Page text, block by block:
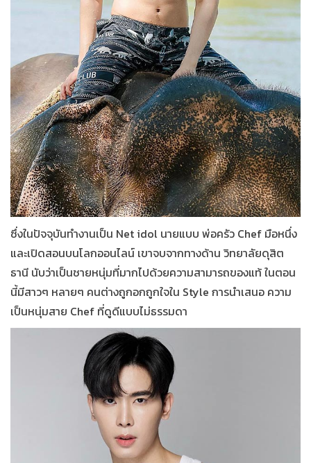
ซึ่งในปัจจุบันทำงานเป็น Net idol นายแบบ พ่อครัว Chef มือหนึ่ง
และเปิดสอนบนโลกออนไลน์ เขาจบจากทางด้าน วิทยาลัยดุสิต
ธานี นับว่าเป็นชายหนุ่มที่มากไปด้วยความสามารถของแท้ ในตอน
นี้มีสาวๆ หลายๆ คนต่างถูกอกถูกใจใน Style การนำเสนอ ความ
เป็นหนุ่มสาย Chef ที่ดูดีแบบไม่ธรรมดา